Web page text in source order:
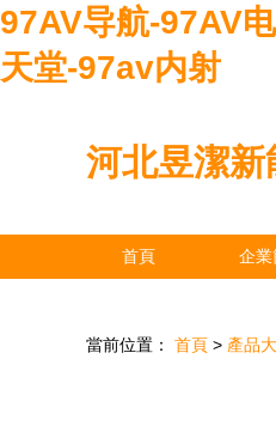
97AV导航-97AV
天堂-97av内射
河北昱潔新
首頁 企業
當前位置： 首頁 > 產品